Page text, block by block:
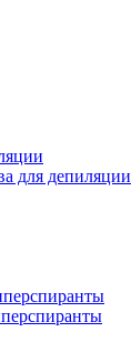
для депиляции